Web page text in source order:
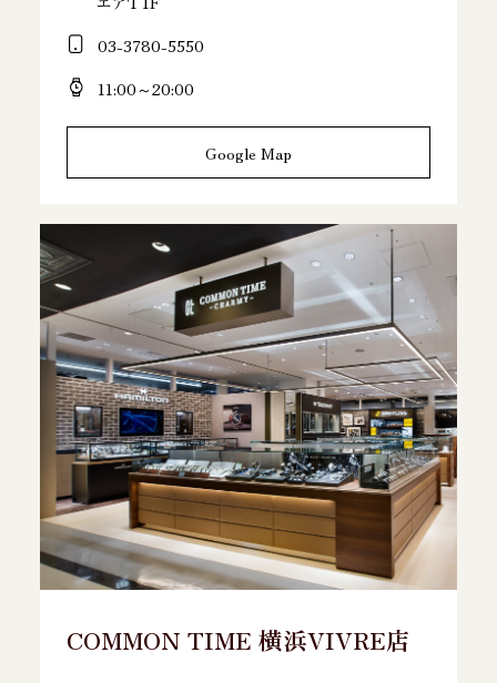
03-3780-5550
11:00～20:00
Google Map
COMMON TIME 横浜VIVRE店